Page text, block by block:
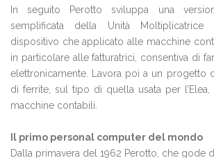
In seguito Perotto sviluppa una
semplificata della Unità Moltiplicatrice
dispositivo che applicato alle macchine
in particolare alle fatturatrici, consentiva di
elettronicamente. Lavora poi a un progetto
di ferrite, sul tipo di quella usata per
macchine contabili.
Il primo personal computer del mondo
Dalla primavera del 1962 Perotto, che gode